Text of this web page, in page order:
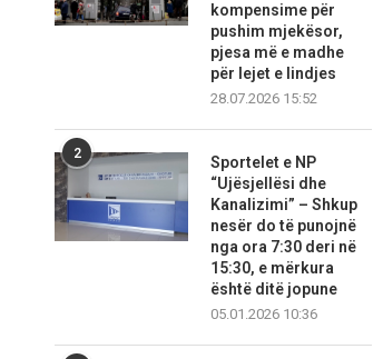
kompensime për
pushim mjekësor,
pjesa më e madhe
për lejet e lindjes
28.07.2026 15:52
2
Sportelet e NP
“Ujësjellësi dhe
Kanalizimi” – Shkup
nesër do të punojnë
nga ora 7:30 deri në
15:30, e mërkura
është ditë jopune
05.01.2026 10:36